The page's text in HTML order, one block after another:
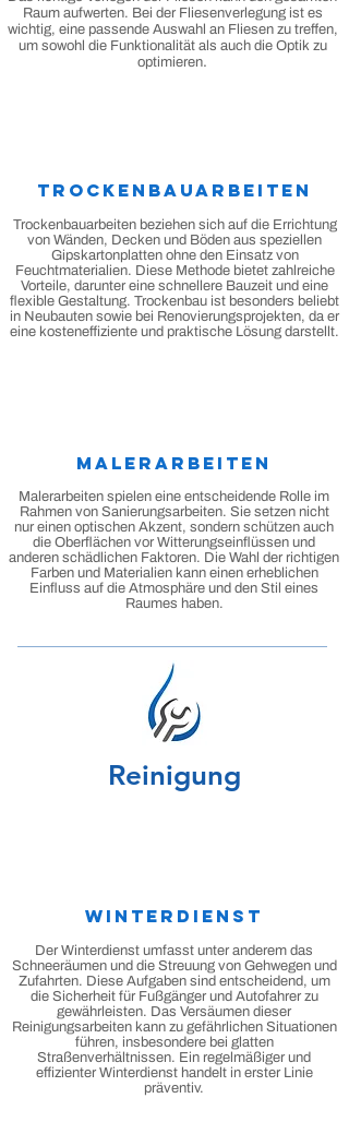
Raum aufwerten. Bei der Fliesenverlegung ist es
wichtig, eine passende Auswahl an Fliesen zu treffen,
um sowohl die Funktionalität als auch die Optik zu
optimieren.
Trockenbauarbeiten
Trockenbauarbeiten beziehen sich auf die Errichtung
von Wänden, Decken und Böden aus speziellen
Gipskartonplatten ohne den Einsatz von
Feuchtmaterialien. Diese Methode bietet zahlreiche
Vorteile, darunter eine schnellere Bauzeit und eine
flexible Gestaltung. Trockenbau ist besonders beliebt
in Neubauten sowie bei Renovierungsprojekten, da er
eine kosteneffiziente und praktische Lösung darstellt.
Malerarbeiten
Malerarbeiten spielen eine entscheidende Rolle im
Rahmen von Sanierungsarbeiten. Sie setzen nicht
nur einen optischen Akzent, sondern schützen auch
die Oberflächen vor Witterungseinflüssen und
anderen schädlichen Faktoren. Die Wahl der richtigen
Farben und Materialien kann einen erheblichen
Einfluss auf die Atmosphäre und den Stil eines
Raumes haben.
Reinigung
Winterdienst
Der Winterdienst umfasst unter anderem das
Schneeräumen und die Streuung von Gehwegen und
Zufahrten. Diese Aufgaben sind entscheidend, um
die Sicherheit für Fußgänger und Autofahrer zu
gewährleisten. Das Versäumen dieser
Reinigungsarbeiten kann zu gefährlichen Situationen
führen, insbesondere bei glatten
Straßenverhältnissen. Ein regelmäßiger und
effizienter Winterdienst handelt in erster Linie
präventiv.